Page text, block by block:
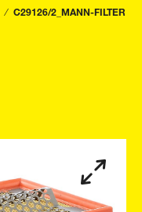
C29126/2_MANN-FILTER